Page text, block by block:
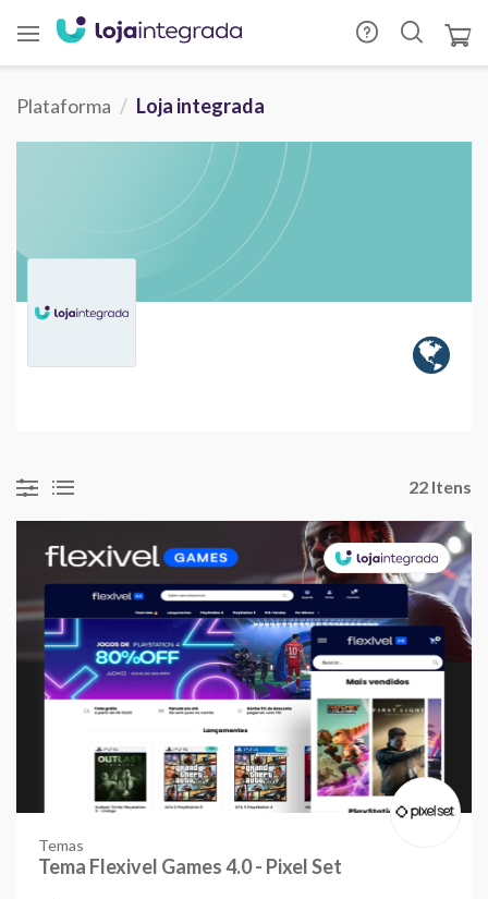
Plataforma Loja integrada
22 Itens
Temas
Tema Flexivel Games 4.0 - Pixel Set